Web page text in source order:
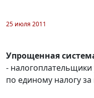
25 июля 2011
Упрощенная
- налогоплательщики
по единому налогу за